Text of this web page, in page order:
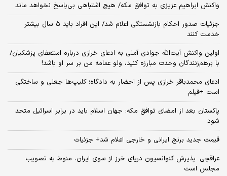
واکنش ابراهیم عزیزی به توافق مکه/ هیچ اشتباهی بی‌پاسخ نخواهد ماند
جزئیات صدور احکام بازنشستگی اعلام شد/ این افراد باید ۵ سال بیشتر
خدمت کنند
اولین واکنش آیت‌الله جوادی آملی به ادعای خرازی درباره استعفای پزشکیان/
با برهم‌زنندگان وحدت مبارزه کنید، ولو عمامه من بر سر او باشد!
ادعای محمدباقر خرازی پس از احضار به دادگاه؛ کلیپ‌ها جعلی و ساختگی
است +فیلم
پاکستان بعد از امضای توافق مکه: جهان اسلام باید در برابر اسرائیل متحد
شود
قیمت جدید برنج ایرانی و خارجی اعلام شد+ جزئیات
عراقچی: پذیرش کنوانسیون دریای خرز از سوی ایران، منوط به تصویب
مجلس است